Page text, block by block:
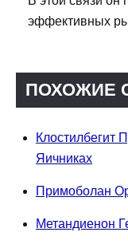
эффективных
ПОХОЖИЕ
Клостилбегит
Яичниках
Примоболан
Метандиенон